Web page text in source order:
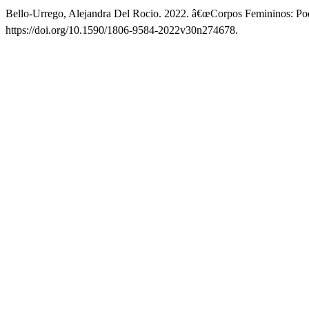
Bello-Urrego, Alejandra Del Rocio. 2022. â€œCorpos Femininos:
https://doi.org/10.1590/1806-9584-2022v30n274678.